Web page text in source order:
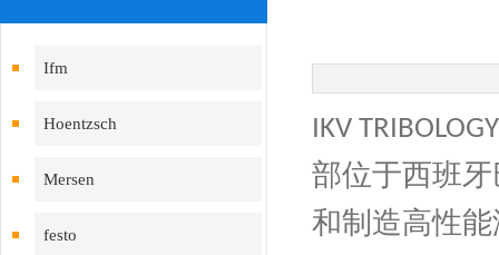
Ifm
Hoentzsch
Mersen
festo
‌IKV TRIBOLOGY
部位于西班
和制造高性